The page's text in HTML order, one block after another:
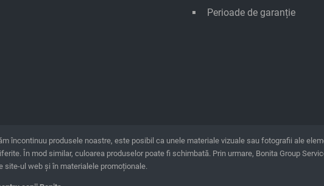
Perioade de garanție
încontinuu produsele noastre, este posibil ca unele materiale vizuale sau fotografii ale
În mod similar, culoarea produselor poate fi schimbată. Prin urmare, Bonita Group
site-ul web și în materialele promoționale.